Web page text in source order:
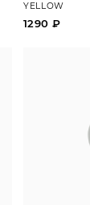
YELLOW
1290 ₽